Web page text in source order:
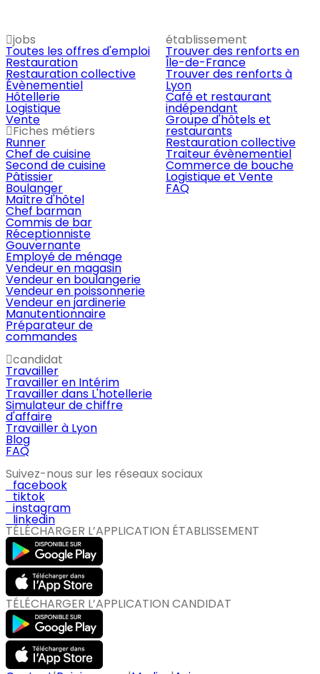
jobs
Toutes les offres d'emploi
Restauration
Restauration collective
Évènementiel
Hôtellerie
Logistique
Vente
Fiches métiers
Runner
Chef de cuisine
Second de cuisine
Pâtissier
Boulanger
Maître d'hôtel
Chef barman
Commis de bar
Réceptionniste
Gouvernante
Employé de ménage
Vendeur en magasin
Vendeur en boulangerie
Vendeur en poissonnerie
Vendeur en jardinerie
Manutentionnaire
Préparateur de
commandes
établissement
Trouver des renforts en
Île-de-France
Trouver des renforts à
Lyon
Café et restaurant
indépendant
Groupe d'hôtels et
restaurants
Restauration collective
Traiteur évènementiel
Commerce de bouche
Logistique et Vente
FAQ
candidat
Travailler
Travailler en Intérim
Travailler dans L'hotellerie
Simulateur de chiffre
d'affaire
Travailler à Lyon
Blog
FAQ
Suivez-nous sur les réseaux sociaux
facebook
tiktok
instagram
linkedin
TÉLÉCHARGER L’APPLICATION ÉTABLISSEMENT
TÉLÉCHARGER L’APPLICATION CANDIDAT